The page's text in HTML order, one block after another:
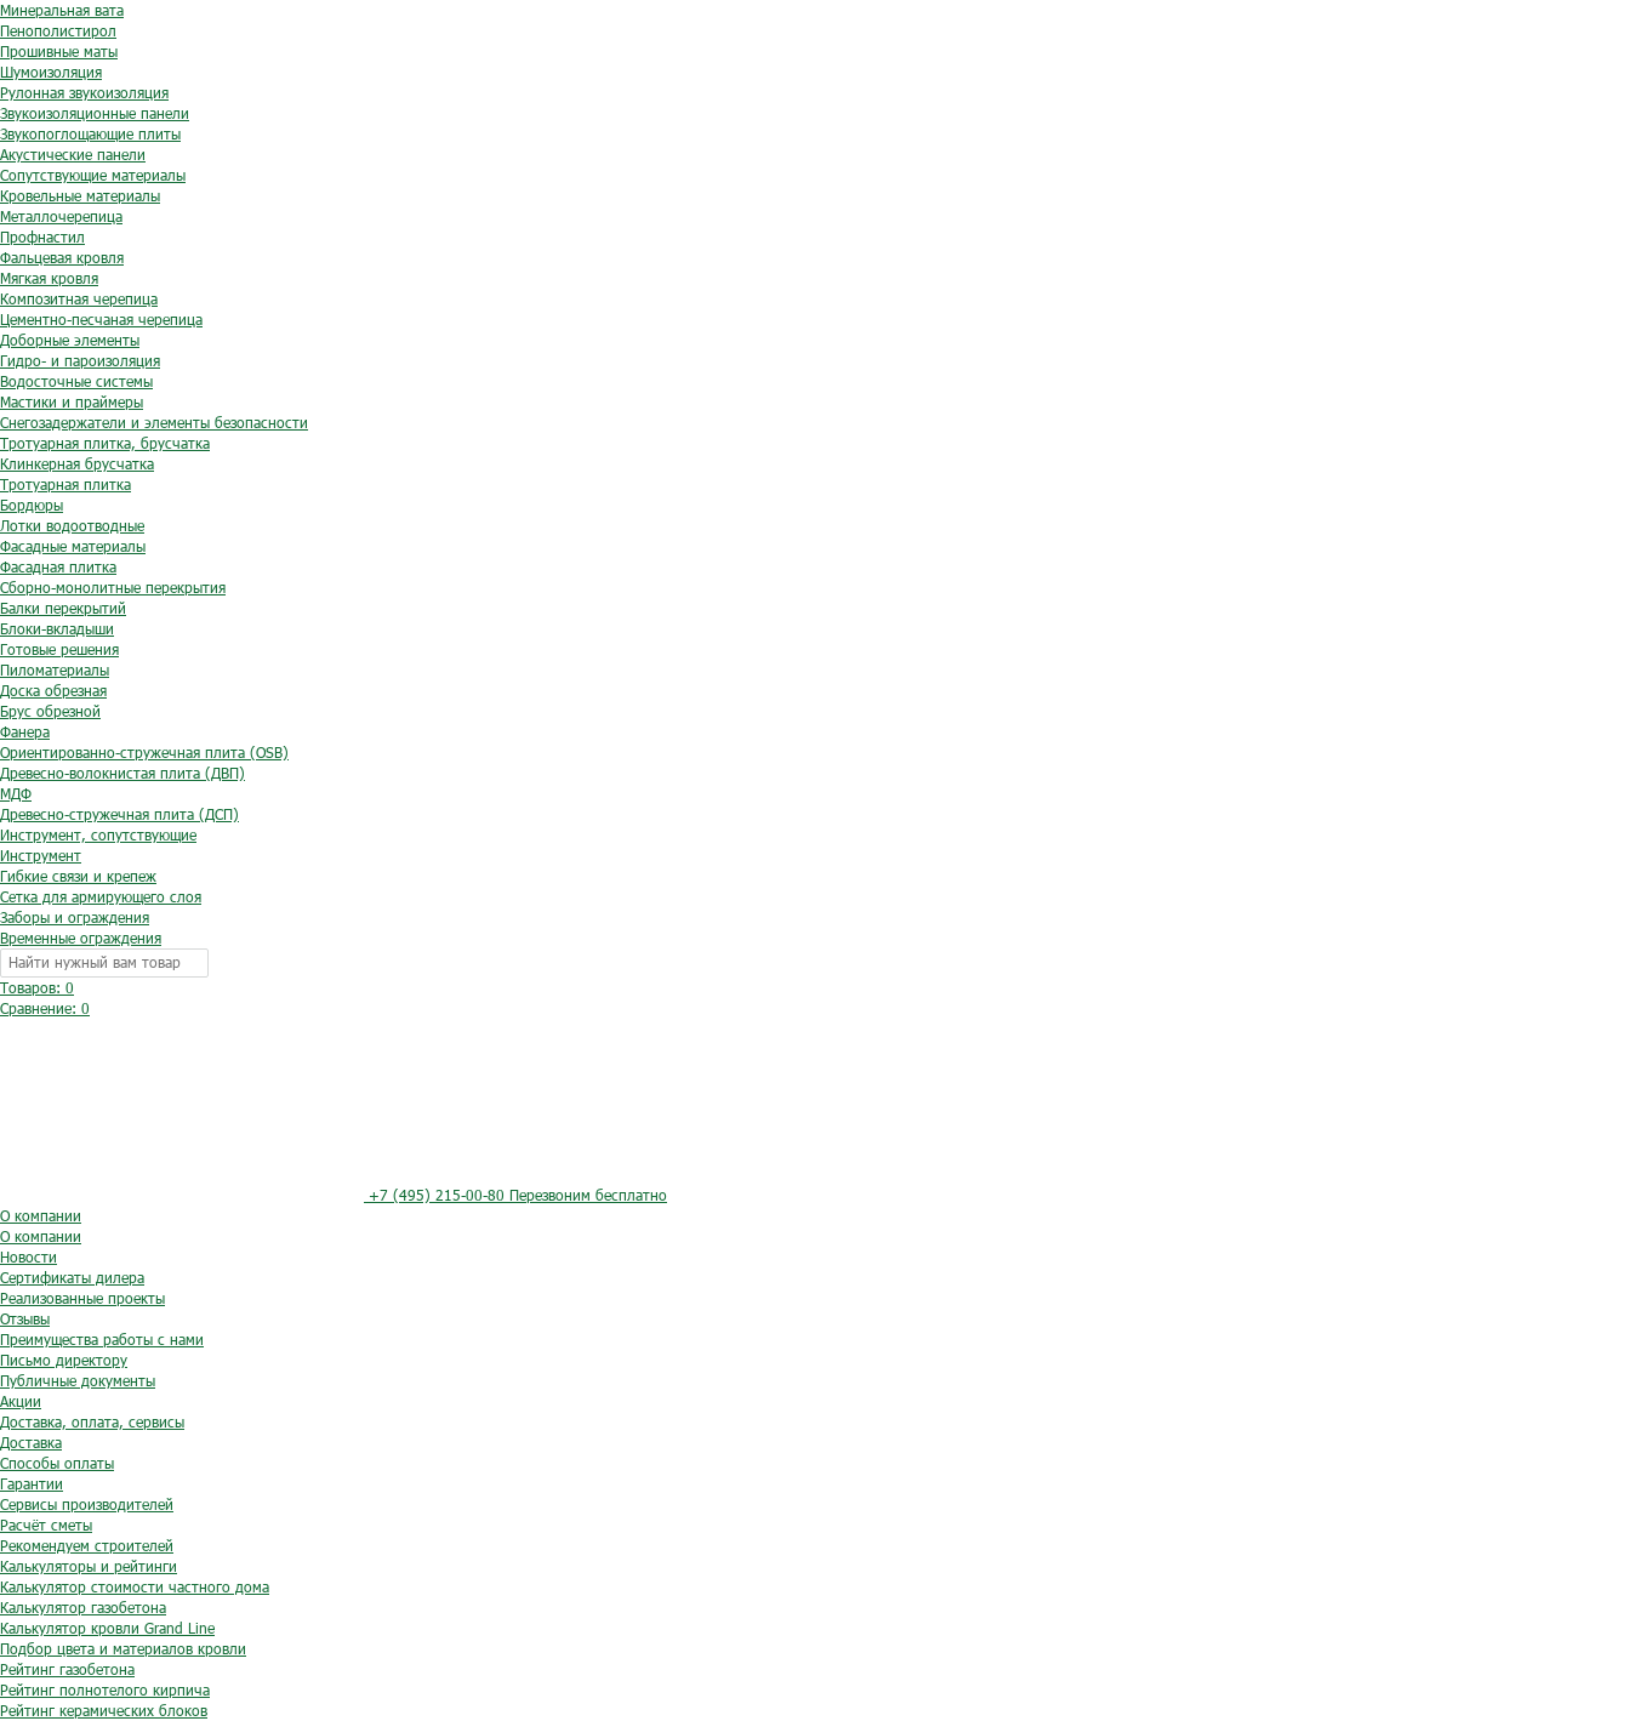
Минеральная вата
Пенополистирол
Прошивные маты
Шумоизоляция
Рулонная звукоизоляция
Звукоизоляционные панели
Звукопоглощающие плиты
Акустические панели
Сопутствующие материалы
Кровельные материалы
Металлочерепица
Профнастил
Фальцевая кровля
Мягкая кровля
Композитная черепица
Цементно-песчаная черепица
Доборные элементы
Гидро- и пароизоляция
Водосточные системы
Мастики и праймеры
Снегозадержатели и элементы безопасности
Тротуарная плитка, брусчатка
Клинкерная брусчатка
Тротуарная плитка
Бордюры
Лотки водоотводные
Фасадные материалы
Фасадная плитка
Сборно-монолитные перекрытия
Балки перекрытий
Блоки-вкладыши
Готовые решения
Пиломатериалы
Доска обрезная
Брус обрезной
Фанера
Ориентированно-стружечная плита (OSB)
Древесно-волокнистая плита (ДВП)
МДФ
Древесно-стружечная плита (ДСП)
Инструмент, сопутствующие
Инструмент
Гибкие связи и крепеж
Сетка для армирующего слоя
Заборы и ограждения
Временные ограждения
Товаров: 0
Сравнение: 0
+7 (495) 215-00-80 Перезвоним бесплатно
О компании
О компании
Новости
Сертификаты дилера
Реализованные проекты
Отзывы
Преимущества работы с нами
Письмо директору
Публичные документы
Акции
Доставка, оплата, сервисы
Доставка
Способы оплаты
Гарантии
Сервисы производителей
Расчёт сметы
Рекомендуем строителей
Калькуляторы и рейтинги
Калькулятор стоимости частного дома
Калькулятор газобетона
Калькулятор кровли Grand Line
Подбор цвета и материалов кровли
Рейтинг газобетона
Рейтинг полнотелого кирпича
Рейтинг керамических блоков